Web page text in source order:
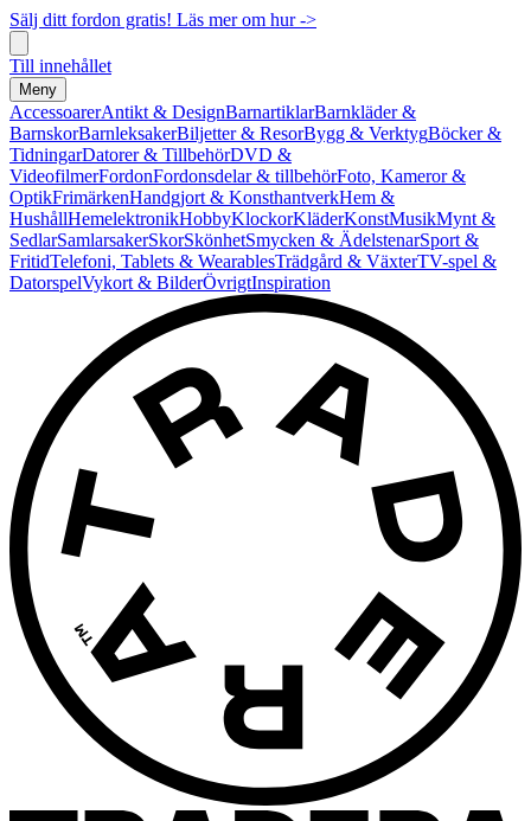
Sälj ditt fordon gratis! Läs mer om hur ->
Till innehållet
Meny
AccessoarerAntikt & DesignBarnartiklarBarnkläder &
BarnskorBarnleksakerBiljetter & ResorBygg & VerktygBöcker &
TidningarDatorer & TillbehörDVD &
VideofilmerFordonFordonsdelar & tillbehörFoto, Kameror &
OptikFrimärkenHandgjort & KonsthantverkHem &
HushållHemelektronikHobbyKlockorKläderKonstMusikMynt &
SedlarSamlarsakerSkorSkönhetSmycken & ÄdelstenarSport &
FritidTelefoni, Tablets & WearablesTrädgård & VäxterTV-spel &
DatorspelVykort & BilderÖvrigtInspiration